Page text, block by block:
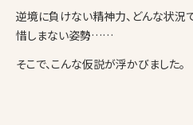
逆境に負けない精神力、どんな状況
惜しまない姿勢……
そこで、こんな仮説が浮かびました。